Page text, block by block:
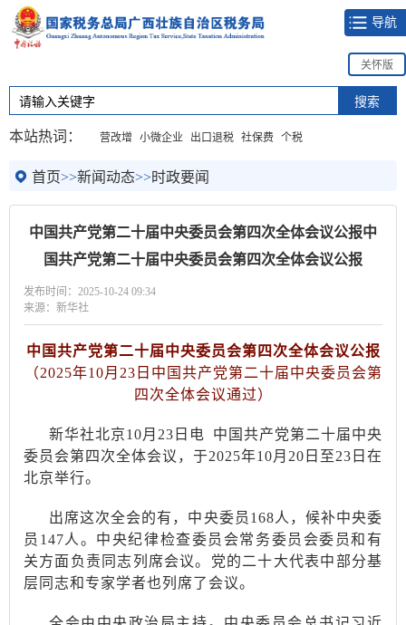
导航
关怀版
本站热词： 营改增 小微企业 出口退税 社保费 个税
首页>>新闻动态>>时政要闻
中国共产党第二十届中央委员会第四次全体会议公报中
国共产党第二十届中央委员会第四次全体会议公报
发布时间：2025-10-24 09:34
来源：新华社
中国共产党第二十届中央委员会第四次全体会议公报
（2025年10月23日中国共产党第二十届中央委员会第
四次全体会议通过）
新华社北京10月23日电 中国共产党第二十届中央
委员会第四次全体会议，于2025年10月20日至23日在
北京举行。
出席这次全会的有，中央委员 168人，候补中央委
员147人。中央纪律检查委员会常务委员会委员和有
关方面负责同志列席会议。党的二十大代表中部分基
层同志和专家学者也列席了会议。